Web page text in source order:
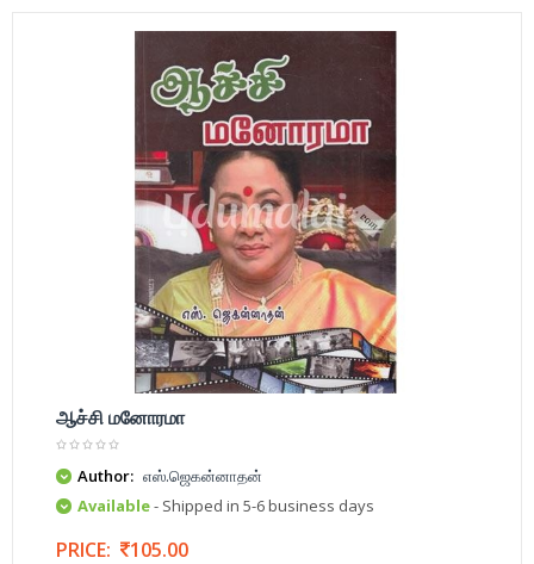
ஆச்சி மனோரமா
Author: எஸ்.ஜெகன்னாதன்
Available- Shipped in 5-6 business days
PRICE: 105.00